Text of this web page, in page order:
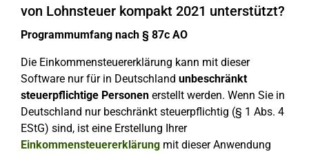
von Lohnsteuer kompakt 2021 unterstützt?
Programmumfang nach § 87c AO
Die Einkommensteuererklärung kann mit dieser
Software nur für in Deutschland unbeschränkt
steuerpflichtige Personen erstellt werden. Wenn Sie in
Deutschland nur beschränkt steuerpflichtig (§ 1 Abs. 4
EStG) sind, ist eine Erstellung Ihrer
Einkommensteuererklärung mit dieser Anwendung